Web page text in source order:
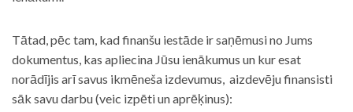
Tātad, pēc tam, kad finanšu iestāde ir saņēmusi no Jums
dokumentus, kas apliecina Jūsu ienākumus un kur esat
norādījis arī savus ikmēneša izdevumus, aizdevēju finansisti
sāk savu darbu (veic izpēti un aprēķinus):